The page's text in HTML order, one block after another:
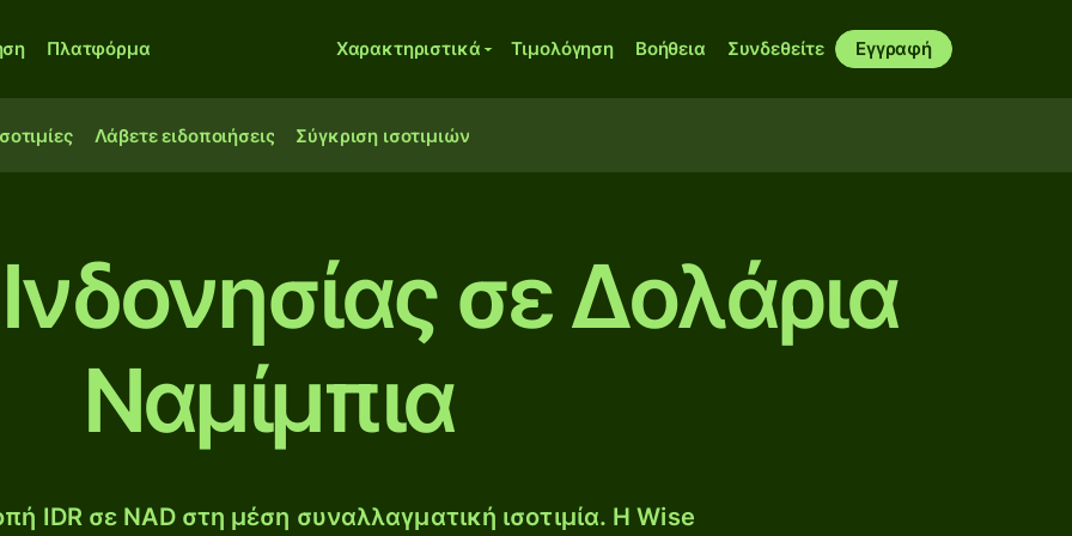
Πλατφόρμα Χαρακτηριστικά Τιμολόγηση Βοήθεια Συνδεθείτε Εγγραφή
Λάβετε ειδοποιήσεις Σύγκριση ισοτιμιών
σε Δολάρια
Ναμίμπια
IDR σε NAD στη μέση συναλλαγματική ισοτιμία. Η Wise